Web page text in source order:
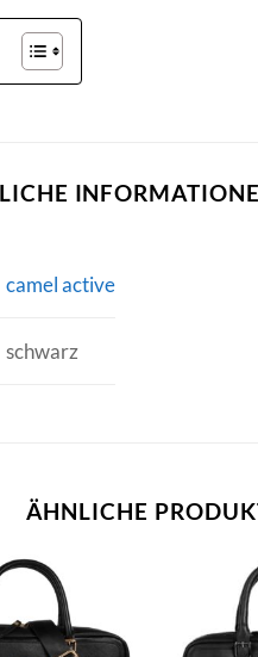
camel active
schwarz
ÄHNLICHE